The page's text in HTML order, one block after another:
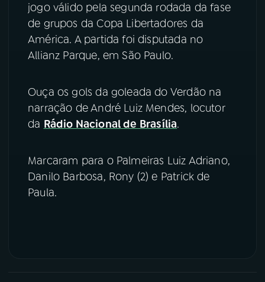
08 FESTIVAL DE MÚSICA
ACOMPANHE A RÁDIO NACIONAL
Instagram X
jogo válido pela segunda rodada da fase
de grupos da Copa Libertadores da
América. A partida foi disputada no
Allianz Parque, em São Paulo.
Ouça os gols da goleada do Verdão na
narração de André Luiz Mendes, locutor
da Rádio Nacional de Brasília.
Marcaram para o Palmeiras Luiz Adriano,
Danilo Barbosa, Rony (2) e Patrick de
Paula.